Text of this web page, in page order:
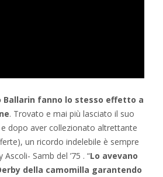
Ballarin fanno lo stesso effetto a
. Trovato e mai più lasciato il suo
dopo aver collezionato altrettante
un ricordo indelebile è sempre
Samb del ’75 . “Lo avevano
della camomilla garantendo